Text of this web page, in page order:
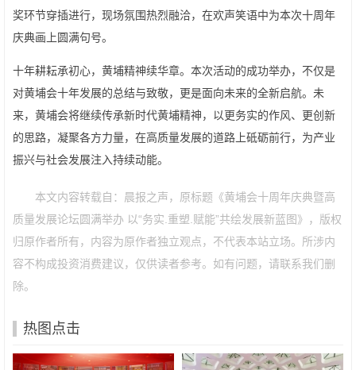
奖环节穿插进行，现场氛围热烈融洽，在欢声笑语中为本次十周年
庆典画上圆满句号。
十年耕耘承初心，黄埔精神续华章。本次活动的成功举办，不仅是
对黄埔会十年发展的总结与致敬，更是面向未来的全新启航。未
来，黄埔会将继续传承新时代黄埔精神，以更务实的作风、更创新
的思路，凝聚各方力量，在高质量发展的道路上砥砺前行，为产业
振兴与社会发展注入持续动能。
本文内容转载自：晨报之声，原标题《黄埔会十周年庆典暨高
质量发展论坛圆满举办 以“务实.重塑.赋能”共绘发展新蓝图》，版权
归原作者所有，内容为原作者独立观点，不代表本站立场。所涉内
容不构成投资消费建议，仅供读者参考。如有问题，请联系我们删
除。
热图点击